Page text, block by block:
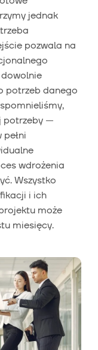
jednak
pozwala na
potrzeb danego
potrzeby —
wdrożenia
Wszystko
i ich
może
miesięcy.